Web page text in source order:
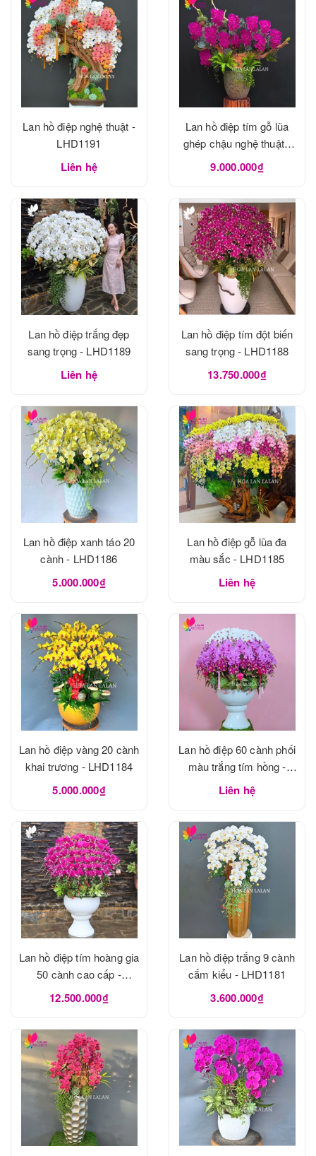
Lan hồ điệp nghệ thuật -
LHD1191
Liên hệ
Lan hồ điệp tím gỗ lũa
ghép chậu nghệ thuật -
LHD1190
9.000.000₫
Lan hồ điệp trắng đẹp
sang trọng - LHD1189
Liên hệ
Lan hồ điệp tím đột biến
sang trọng - LHD1188
13.750.000₫
Lan hồ điệp xanh táo 20
cành - LHD1186
5.000.000₫
Lan hồ điệp gỗ lũa đa
màu sắc - LHD1185
Liên hệ
Lan hồ điệp vàng 20 cành
khai trương - LHD1184
5.000.000₫
Lan hồ điệp 60 cành phối
màu trắng tím hồng -
LHD1183
Liên hệ
Lan hồ điệp tím hoàng gia
50 cành cao cấp -
LHD1182
12.500.000₫
Lan hồ điệp trắng 9 cành
cắm kiểu - LHD1181
3.600.000₫